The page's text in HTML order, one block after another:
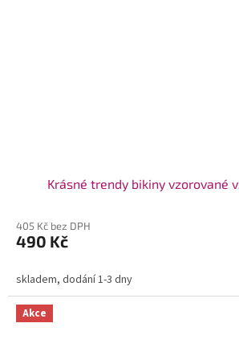
Krásné trendy bikiny vzorované
405 Kč bez DPH
490 Kč
skladem, dodání 1-3 dny
Akce